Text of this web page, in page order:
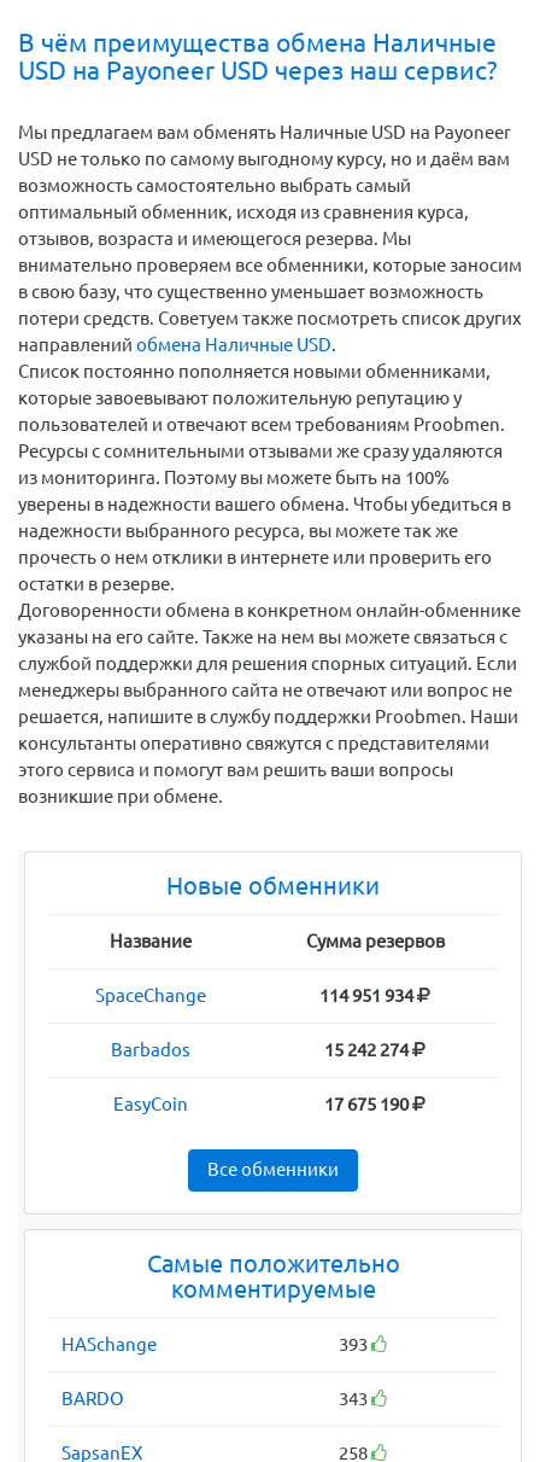
В чём преимущества обмена Наличные
USD на Payoneer USD через наш сервис?
Мы предлагаем вам обменять Наличные USD на Payoneer
USD не только по самому выгодному курсу, но и даём вам
возможность самостоятельно выбрать самый
оптимальный обменник, исходя из сравнения курса,
отзывов, возраста и имеющегося резерва. Мы
внимательно проверяем все обменники, которые заносим
в свою базу, что существенно уменьшает возможность
потери средств. Советуем также посмотреть список других
направлений обмена Наличные USD.
Список постоянно пополняется новыми обменниками,
которые завоевывают положительную репутацию у
пользователей и отвечают всем требованиям Proobmen.
Ресурсы с сомнительными отзывами же сразу удаляются
из мониторинга. Поэтому вы можете быть на 100%
уверены в надежности вашего обмена. Чтобы убедиться в
надежности выбранного ресурса, вы можете так же
прочесть о нем отклики в интернете или проверить его
остатки в резерве.
Договоренности обмена в конкретном онлайн-обменнике
указаны на его сайте. Также на нем вы можете связаться с
службой поддержки для решения спорных ситуаций. Если
менеджеры выбранного сайта не отвечают или вопрос не
решается, напишите в службу поддержки Proobmen. Наши
консультанты оперативно свяжутся с представителями
этого сервиса и помогут вам решить ваши вопросы
возникшие при обмене.
Новые обменники
Название Сумма резервов
SpaceChange 114 951 934
Barbados 15 242 274
EasyCoin 17 675 190
Все обменники
Самые положительно
комментируемые
HASchange 393
BARDO 343
SapsanEX 258